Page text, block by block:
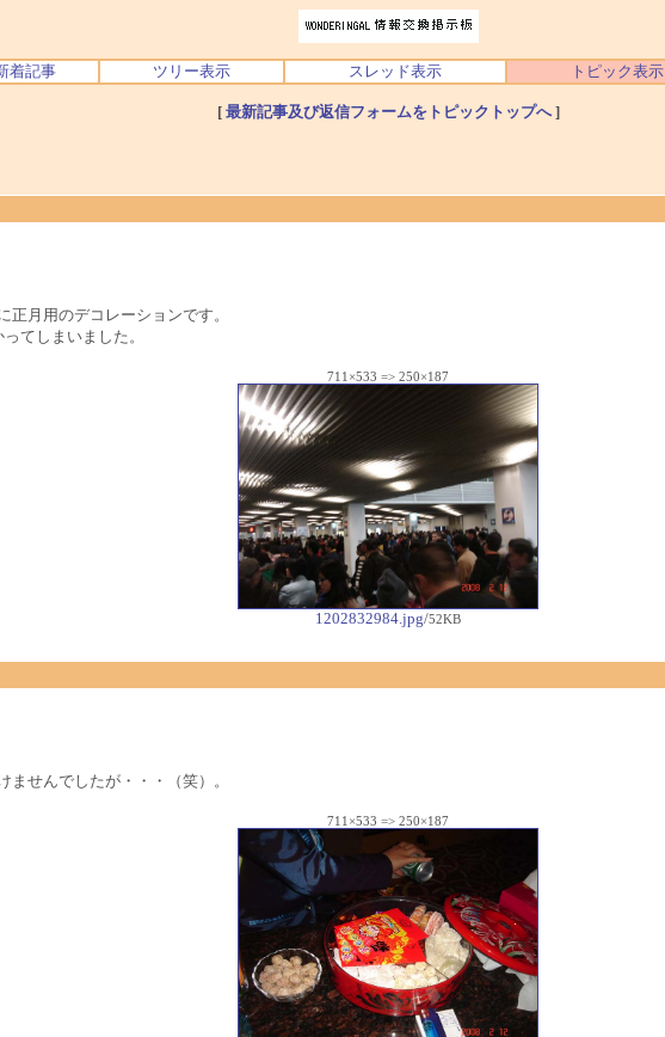
着記事 ツリー表示 スレッド表示 トピック表示
[ 最新記事及び返信フォームをトピックトップへ]
月用のデコレーションです。
てしまいました。
711×533 => 250×187
1202832984.jpg/52KB
せんでしたが・・・（笑）。
711×533 => 250×187